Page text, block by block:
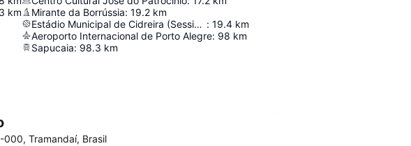
km
Mirante da Borrússia: 19.2 km
Estádio Municipal de Cidreira (Sessinzão) : 19.4 km
Aeroporto Internacional de Porto Alegre: 98 km
Sapucaia: 98.3 km
Tramandaí, Brasil